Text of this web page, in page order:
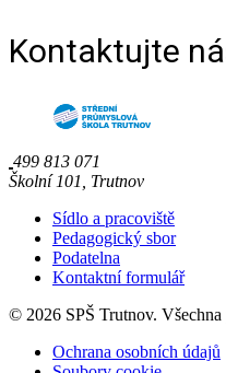
Kontaktujte
499 813 071
Školní 101, Trutnov
Sídlo a pracoviště
Pedagogický sbor
Podatelna
Kontaktní formulář
© 2026 SPŠ Trutnov. Všechna
Ochrana osobních údajů